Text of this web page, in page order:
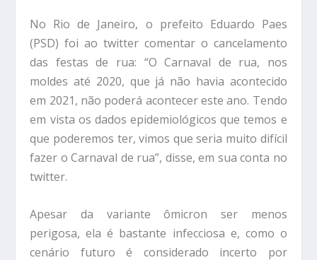
No Rio de Janeiro, o prefeito Eduardo Paes
(PSD) foi ao twitter comentar o cancelamento
das festas de rua: “O Carnaval de rua, nos
moldes até 2020, que já não havia acontecido
em 2021, não poderá acontecer este ano. Tendo
em vista os dados epidemiológicos que temos e
que poderemos ter, vimos que seria muito difícil
fazer o Carnaval de rua”, disse, em sua conta no
twitter.
Apesar da variante ômicron ser menos
perigosa, ela é bastante infecciosa e, como o
cenário futuro é considerado incerto por